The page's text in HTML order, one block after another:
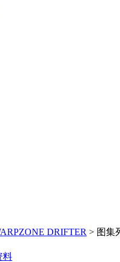
DRIFTER > 图集
料